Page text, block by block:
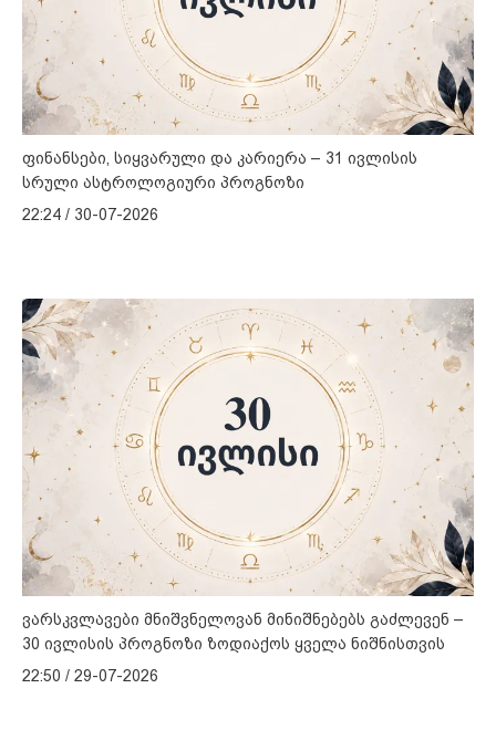
ფინანსები, სიყვარული და კარიერა – 31 ივლისის
სრული ასტროლოგიური პროგნოზი
22:24 / 30-07-2026
ვარსკვლავები მნიშვნელოვან მინიშნებებს გაძლევენ –
30 ივლისის პროგნოზი ზოდიაქოს ყველა ნიშნისთვის
22:50 / 29-07-2026